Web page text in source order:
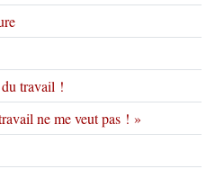
travail !
ne me veut pas ! »